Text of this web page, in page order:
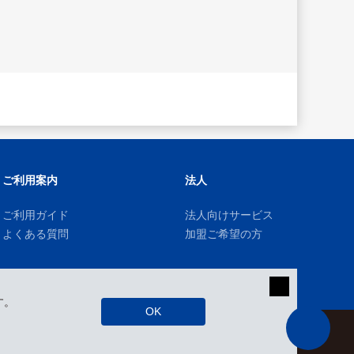
OK
ご利用案内
ご利用ガイド
よくある質問
法人
法人向けサービス
加盟ご希望の方